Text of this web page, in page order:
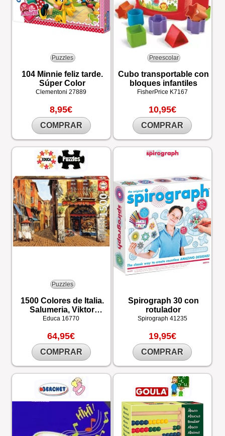
Puzzles
104 Minnie feliz tarde.
Súper Color
Clementoni27889
8,95€
COMPRAR
Preescolar
Cubo transportable con
bloques infantiles
FisherPrice K7167
10,95€
COMPRAR
Puzzles
1500 Colores de Italia.
Salumeria, Viktor
Shvaiko
Educa 16770
64,95€
COMPRAR
Spirograph 30 con
rotulador
Spirograph 41235
19,95€
COMPRAR